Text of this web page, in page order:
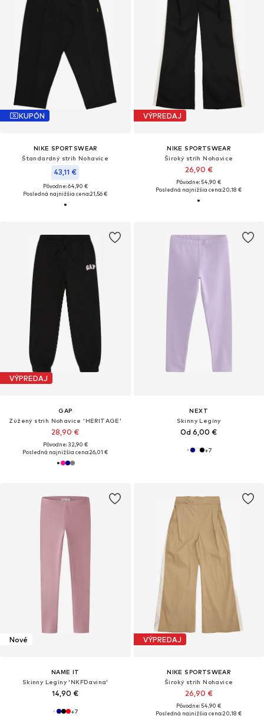
KUPÓN
NIKE SPORTSWEAR
Štandardný strih Nohavice
43,11 €
Pôvodne: 64,90 €
Posledná najnižšia cena:21,56 €
VÝPREDAJ
NIKE SPORTSWEAR
Široký strih Nohavice
26,90 €
Pôvodne: 54,90 €
Posledná najnižšia cena:20,18 €
VÝPREDAJ
GAP
Zúžený strih Nohavice 'HERITAGE'
28,90 €
Pôvodne: 32,90 €
Posledná najnižšia cena:26,01 €
NEXT
Skinny Legíny
Od 6,00 €
+7
Nové
NAME IT
Skinny Legíny 'NKFDavina'
14,90 €
+7
VÝPREDAJ
NIKE SPORTSWEAR
Široký strih Nohavice
26,90 €
Pôvodne: 54,90 €
Posledná najnižšia cena:20,18 €